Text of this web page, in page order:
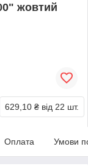
жовтий
629,10 ₴ від 22 шт.
Оплата Умови